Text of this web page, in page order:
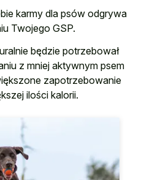
karmy dla psów odgrywa
Twojego GSP.
będzie potrzebował
z mniej aktywnym psem
zapotrzebowanie
ilości kalorii.